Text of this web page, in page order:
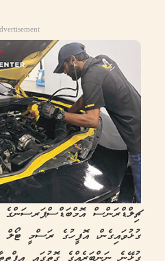
ގުޅުވައިގެން، އޮފީހުގެ ރަސްމީ